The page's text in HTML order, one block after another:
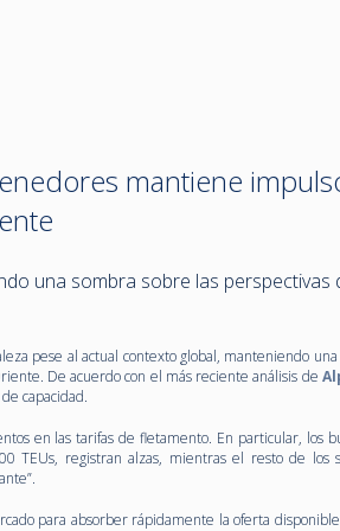
mantiene
una sombra sobre las perspectivas
pese al actual contexto global, manteniendo
De acuerdo con el más reciente análisis de
capacidad.
en las tarifas de fletamento. En particular, los
TEUs, registran alzas, mientras el resto de los
para absorber rápidamente la oferta